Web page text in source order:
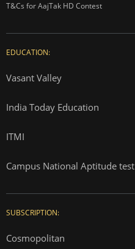
T&Cs for AajTak HD Contest
EDUCATION:
Vasant Valley
India Today Education
ITMI
Campus National Aptitude test
SUBSCRIPTION:
Cosmopolitan